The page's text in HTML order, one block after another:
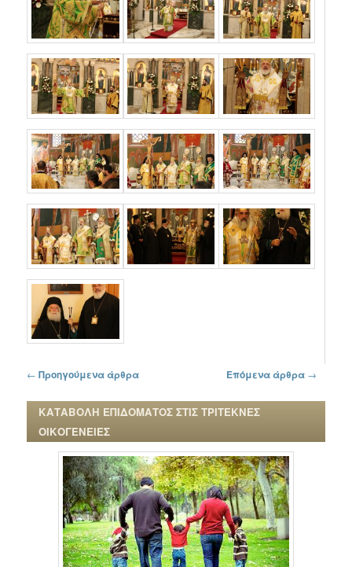
Πλοήγηση στα άρθρα
← Προηγούμενα άρθρα Επόμενα άρθρα →
ΚΑΤΑΒΟΛΗ ΕΠΙΔΟΜΑΤΟΣ ΣΤΙΣ ΤΡΙΤΕΚΝΕΣ
ΟΙΚΟΓΕΝΕΙΕΣ